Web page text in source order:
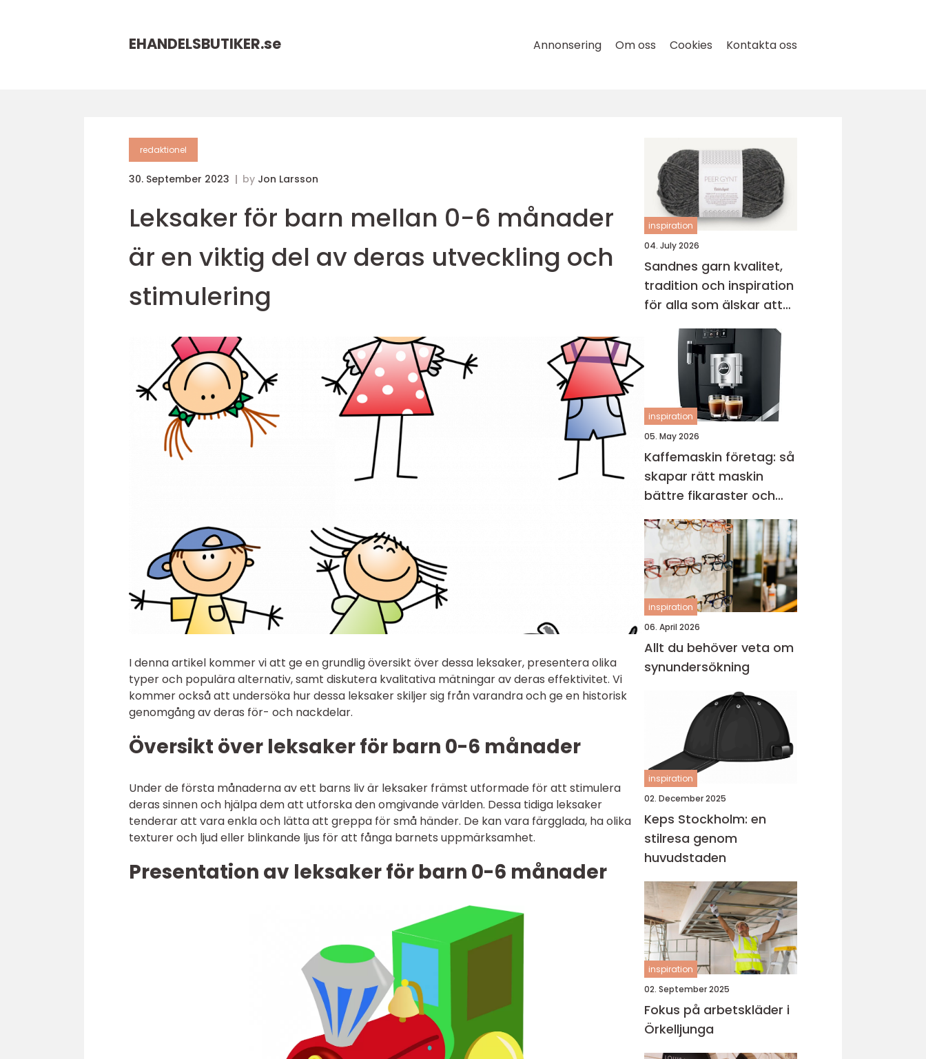
EHANDELSBUTIKER.se Annonsering Om oss Cookies Kontakta oss
redaktionel
30. September 2023 by Jon Larsson
Leksaker för barn mellan 0-6 månader
är en viktig del av deras utveckling och
stimulering
I denna artikel kommer vi att ge en grundlig översikt över dessa leksaker, presentera olika
typer och populära alternativ, samt diskutera kvalitativa mätningar av deras effektivitet. Vi
kommer också att undersöka hur dessa leksaker skiljer sig från varandra och ge en historisk
genomgång av deras för- och nackdelar.
Översikt över leksaker för barn 0-6 månader
Under de första månaderna av ett barns liv är leksaker främst utformade för att stimulera
deras sinnen och hjälpa dem att utforska den omgivande världen. Dessa tidiga leksaker
tenderar att vara enkla och lätta att greppa för små händer. De kan vara färgglada, ha olika
texturer och ljud eller blinkande ljus för att fånga barnets uppmärksamhet.
Presentation av leksaker för barn 0-6 månader
inspiration
04. July 2026
Sandnes garn kvalitet,
tradition och inspiration
för alla som älskar att
sticka
inspiration
05. May 2026
Kaffemaskin företag: så
skapar rätt maskin
bättre fikaraster och
nöjdare medarbetare
inspiration
06. April 2026
Allt du behöver veta om
synundersökning
inspiration
02. December 2025
Keps Stockholm: en
stilresa genom
huvudstaden
inspiration
02. September 2025
Fokus på arbetskläder i
Örkelljunga